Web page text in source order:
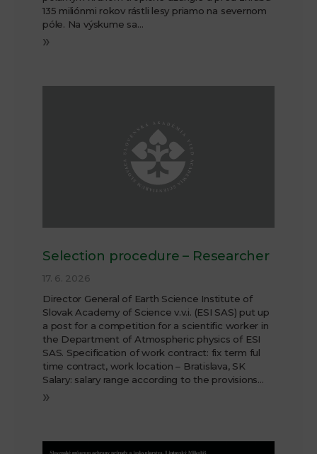
135 miliónmi rokov rástli lesy priamo na severnom
póle. Na výskume sa…
»
Selection procedure – Researcher
17. 6. 2026
Director General of Earth Science Institute of
Slovak Academy of Science v.v.i. (ESI SAS) put up
a post for a competition for a scientific worker in
the Department of Atmospheric physics of ESI
SAS. Specification of work contract: fix term ful
time contract, work location – Bratislava, SK
Salary: salary range according to the provisions…
»